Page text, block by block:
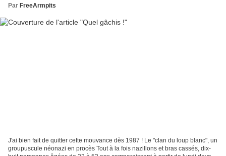
Par FreeArmpits
J'ai bien fait de quitter cette mouvance dès 1987 ! Le "clan du loup blanc", un
groupuscule néonazi en procès Tout à la fois nazillons et bras cassés, dix-